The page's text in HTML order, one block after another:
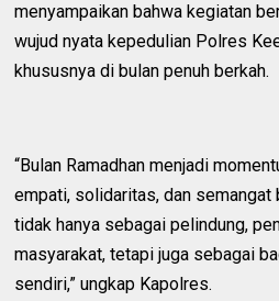
menyampaikan bahwa kegiatan
wujud nyata kepedulian Polres
khususnya di bulan penuh berkah.
“Bulan Ramadhan menjadi
empati, solidaritas, dan semangat
tidak hanya sebagai pelindung,
masyarakat, tetapi juga sebagai
sendiri,” ungkap Kapolres.